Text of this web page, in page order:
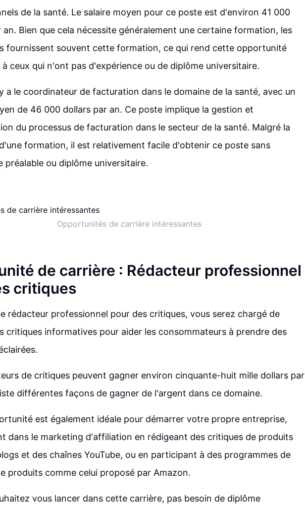
de la santé. Le salaire moyen pour ce poste est d'environ 41 000
an. Bien que cela nécessite généralement une certaine formation, les
fournissent souvent cette formation, ce qui rend cette opportunité
à ceux qui n'ont pas d'expérience ou de diplôme universitaire.
a le coordinateur de facturation dans le domaine de la santé, avec un
de 46 000 dollars par an. Ce poste implique la gestion et
du processus de facturation dans le secteur de la santé. Malgré la
formation, il est relativement facile d'obtenir ce poste sans
préalable ou diplôme universitaire.
Opportunités de carrière intéressantes
de carrière : Rédacteur professionnel
critiques
rédacteur professionnel pour des critiques, vous serez chargé de
critiques informatives pour aider les consommateurs à prendre des
de critiques peuvent gagner environ cinquante-huit mille dollars par
différentes façons de gagner de l'argent dans ce domaine.
est également idéale pour démarrer votre propre entreprise,
dans le marketing d'affiliation en rédigeant des critiques de produits
et des chaînes YouTube, ou en participant à des programmes de
produits comme celui proposé par Amazon.
vous lancer dans cette carrière, pas besoin de diplôme